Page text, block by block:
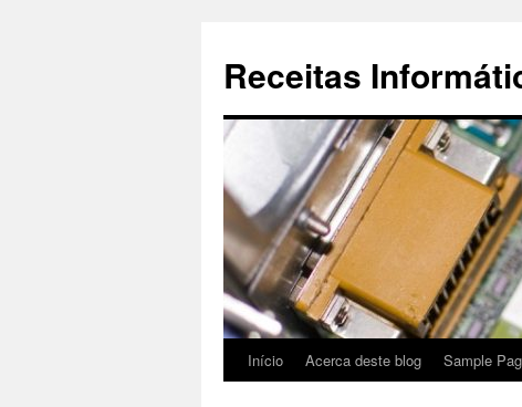
conteúdo
Receitas
Início Acerca deste blog Sample